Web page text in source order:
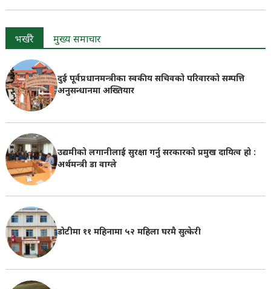
भर्खरै मुख्य समाचार
दुई पूर्वप्रधानमन्त्रीका स्वकीय सचिवको परिवारको सम्पत्ति
अनुसन्धानमा अख्तियार
उद्यमीको लगानीलाई सुरक्षा गर्नु सरकारको प्रमुख दायित्व हो :
अर्थमन्त्री डा वाग्ले
डोटीमा ११ महिनामा ५२ महिला घरमै सुत्केरी